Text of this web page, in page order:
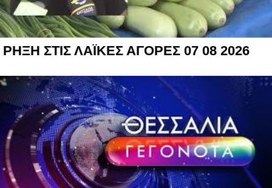
ΡΗΞΗ ΣΤΙΣ ΛΑΪΚΕΣ ΑΓΟΡΕΣ 07 08 2026